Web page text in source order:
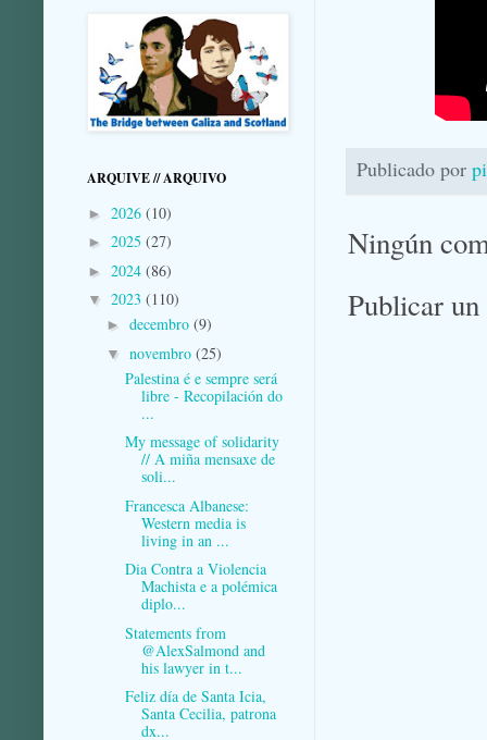
Publicado por
Ningún
Publicar
ARQUIVE // ARQUIVO
► 2026 (10)
► 2025 (27)
► 2024 (86)
▼ 2023 (110)
► decembro (9)
▼ novembro (25)
Palestina é e sempre será
libre - Recopilación do
...
My message of solidarity
// A miña mensaxe de
soli...
Francesca Albanese:
Western media is
living in an ...
Dia Contra a Violencia
Machista e a polémica
diplo...
Statements from
@AlexSalmond and
his lawyer in t...
Feliz día de Santa Icia,
Santa Cecilia, patrona
dx...